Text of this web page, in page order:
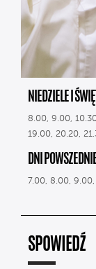
NIEDZIELE I
8.00, 9.00,
19.00, 20.20,
DNI
7.00, 8.00, 9.00,
SPOWIEDŹ